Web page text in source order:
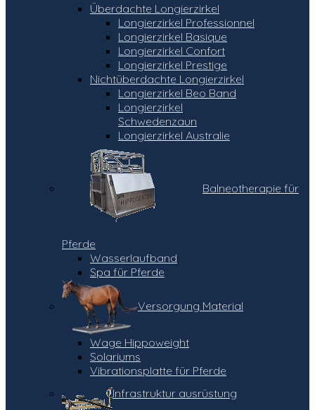
Überdachte Longierzirkel
Longierzirkel Professionnel
Longierzirkel Basique
Longierzirkel Confort
Longierzirkel Prestige
Nichtüberdachte Longierzirkel
Longierzirkel Beo Band
Longierzirkel
Schwedenzaun
Longierzirkel Australie
Balneotherapie für
Pferde
Wasserlaufband
Spa für Pferde
Versorgung Material
Wage Hippoweight
Solariums
Vibrationsplatte für Pferde
Infrastruktur ausrüstung